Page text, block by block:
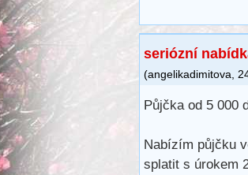
seriózní
(angelikadimitova
Půjčka od 5 000
Nabízím půjčku
splatit s úrokem